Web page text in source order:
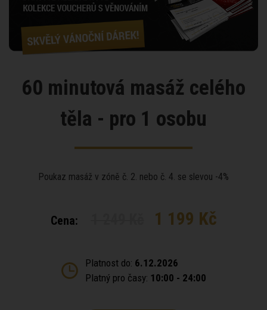
60 minutová masáž celého
těla - pro 1 osobu
Poukaz masáž v zóně č. 2. nebo č. 4. se slevou -4%
Cena: 1 199 Kč
Platnost do: 6.12.2026
Platný pro časy: 10:00 - 24:00